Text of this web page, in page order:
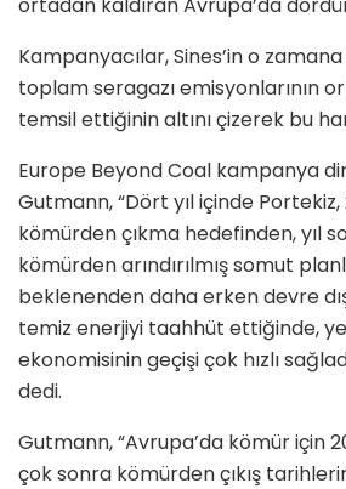
Kampanyacılar, Sines’in o
toplam seragazı emisyonlarının
temsil ettiğinin altını çizerek bu
Europe Beyond Coal kampanya
Gutmann, “Dört yıl içinde
kömürden çıkma hedefinden, yıl
kömürden arındırılmış somut
beklenenden daha erken devre
temiz enerjiyi taahhüt ettiğinde,
ekonomisinin geçişi çok hızlı
dedi.
Gutmann, “Avrupa’da kömür için
çok sonra kömürden çıkış